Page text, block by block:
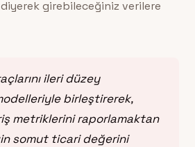
girebileceğiniz verilere
ileri düzey
birleştirerek,
metriklerini raporlamaktan
somut ticari değerini